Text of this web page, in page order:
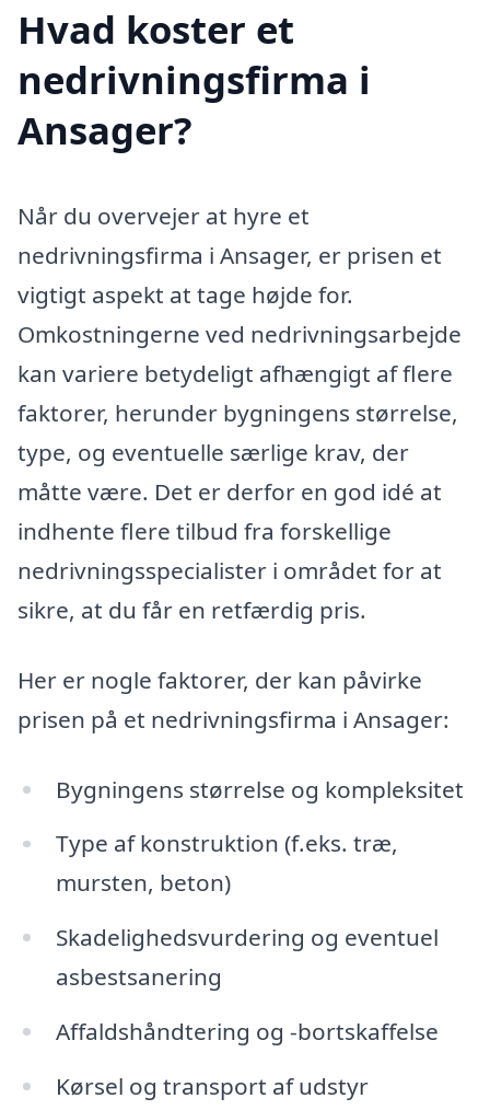
Hvad koster et
nedrivningsfirma i
Ansager?
Når du overvejer at hyre et
nedrivningsfirma i Ansager, er prisen et
vigtigt aspekt at tage højde for.
Omkostningerne ved nedrivningsarbejde
kan variere betydeligt afhængigt af flere
faktorer, herunder bygningens størrelse,
type, og eventuelle særlige krav, der
måtte være. Det er derfor en god idé at
indhente flere tilbud fra forskellige
nedrivningsspecialister i området for at
sikre, at du får en retfærdig pris.
Her er nogle faktorer, der kan påvirke
prisen på et nedrivningsfirma i Ansager:
Bygningens størrelse og kompleksitet
Type af konstruktion (f.eks. træ,
mursten, beton)
Skadelighedsvurdering og eventuel
asbestsanering
Affaldshåndtering og -bortskaffelse
Kørsel og transport af udstyr